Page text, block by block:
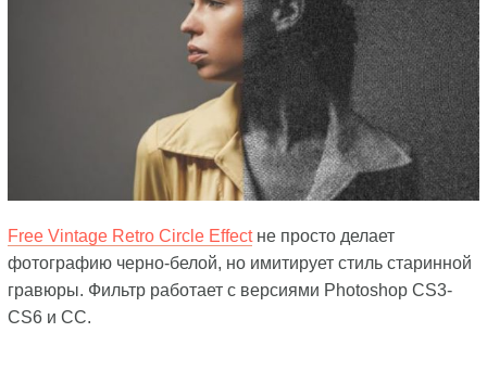
Free Vintage Retro Circle Effectне просто делает
фотографию черно-белой, но имитирует стиль старинной
гравюры. Фильтр работает с версиями Photoshop CS3-
CS6 и CC.